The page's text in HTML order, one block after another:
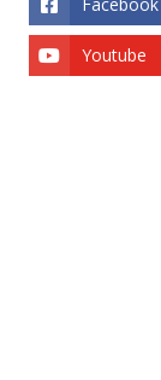
Youtube